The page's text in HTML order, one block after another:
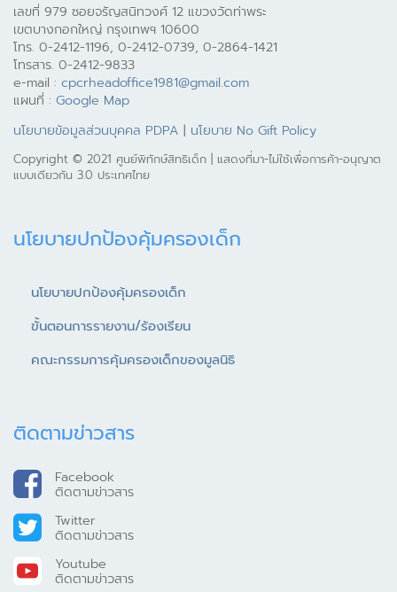
เลขที่ 979 ซอยจรัญสนิทวงศ์ 12 แขวงวัดท่าพระ
เขตบางกอกใหญ่ กรุงเทพฯ 10600
โทร. 0-2412-1196, 0-2412-0739, 0-2864-1421
โทรสาร. 0-2412-9833
e-mail : cpcrheadoffice1981@gmail.com
แผนที่ : Google Map
นโยบายข้อมูลส่วนบุคคล PDPA | นโยบาย No Gift Policy
Copyright © 2021 ศูนย์พิทักษ์สิทธิเด็ก | แสดงที่มา-ไม่ใช้เพื่อการค้า-อนุญาต
แบบเดียวกัน 3.0 ประเทศไทย
นโยบายปกป้องคุ้มครองเด็ก
นโยบายปกป้องคุ้มครองเด็ก
ขั้นตอนการรายงาน/ร้องเรียน
คณะกรรมการคุ้มครองเด็กของมูลนิธิ
ติดตามข่าวสาร
Facebook
ติดตามข่าวสาร
Twitter
ติดตามข่าวสาร
Youtube
ติดตามข่าวสาร